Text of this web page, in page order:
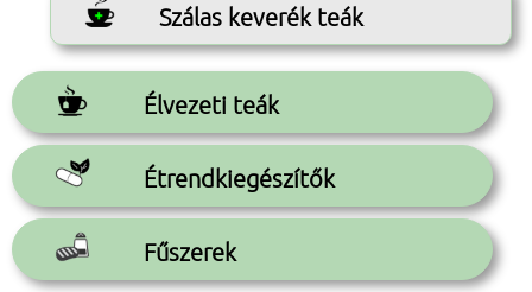
Szálas keverék teák
Élvezeti teák
Étrendkiegészítők
Fűszerek